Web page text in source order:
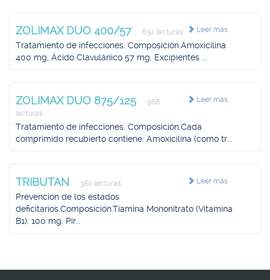
Leer más
ZOLIMAX DUO 400/57 634 lecturas
Tratamiento de infecciones. Composición.Amoxicilina
400 mg, Ácido Clavulánico 57 mg. Excipientes ...
Leer más
ZOLIMAX DUO 875/125
968
lecturas
Tratamiento de infecciones. Composición.Cada
comprimido recubierto contiene: Amoxicilina (como tr...
Leer más
TRIBUTAN 380 lecturas
Prevención de los estados
deficitarios.Composición.Tiamina Mononitrato (Vitamina
B1): 100 mg. Pir...